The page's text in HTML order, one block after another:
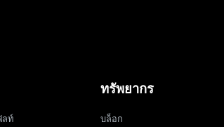
ลท์
ทรัพยากร
บล็อก